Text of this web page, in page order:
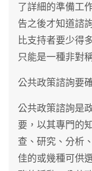
了詳細的準備工
告之後才知道諮
比支持者要少得
只能是一種非對
公共政策諮詢要
公共政策諮詢是
要，以其專門的
查、研究、分析
佳的或幾種可供